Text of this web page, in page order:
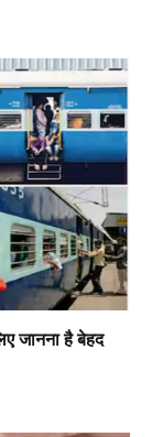
जानना है बेहद